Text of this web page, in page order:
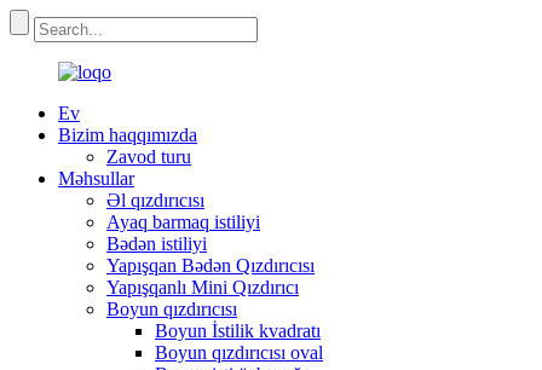
Ev
Bizim haqqımızda
Zavod turu
Məhsullar
Əl qızdırıcısı
Ayaq barmaq istiliyi
Bədən istiliyi
Yapışqan Bədən Qızdırıcısı
Yapışqanlı Mini Qızdırıcı
Boyun qızdırıcısı
Boyun İstilik kvadratı
Boyun qızdırıcısı oval